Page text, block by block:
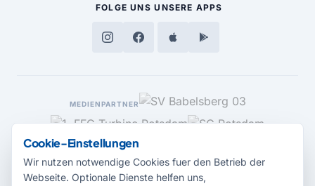
FOLGE UNS UNSERE APPS
MEDIENPARTNER
Cookie-Einstellungen
Wir nutzen notwendige Cookies fuer den Betrieb der
Webseite. Optionale Dienste helfen uns,